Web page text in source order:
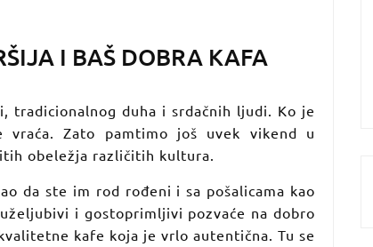
I BAŠ DOBRA KAFA
tradicionalnog duha i srdačnih ljudi. Ko je
Zato pamtimo još uvek vikend u
obeležja različitih kultura.
da ste im rod rođeni i sa pošalicama kao
i gostoprimljivi pozvaće na dobro
kafe koja je vrlo autentična. Tu se